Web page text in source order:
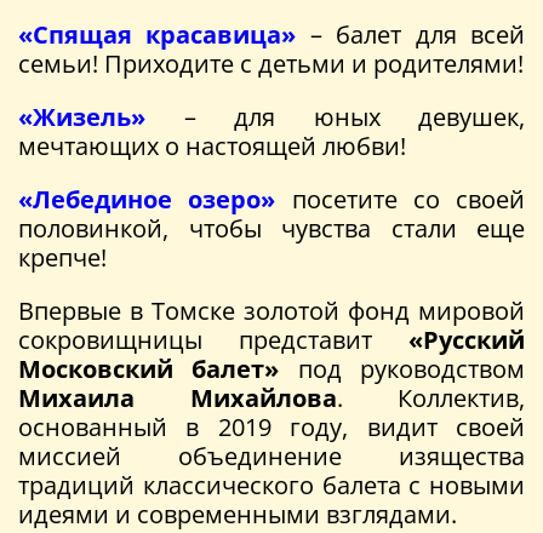
«Спящая красавица» – балет для всей
семьи! Приходите с детьми и родителями!
«Жизель» – для юных девушек,
мечтающих о настоящей любви!
«Лебединое озеро» посетите со своей
половинкой, чтобы чувства стали еще
крепче!
Впервые в Томске золотой фонд мировой
сокровищницы представит «Русский
Московский балет» под руководством
Михаила Михайлова. Коллектив,
основанный в 2019 году, видит своей
миссией объединение изящества
традиций классического балета с новыми
идеями и современными взглядами.